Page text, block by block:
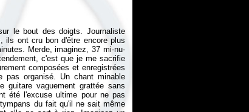
le bout des doigts. Journaliste
ils ont cru bon d'être encore plus
Merde, imaginez, 37 mi-nu-
c'est que je me sacrifie
composées et enregistrées
pas organisé. Un chant minable
guitare vaguement grattée sans
été l'excuse ultime pour ne pas
du fait qu'il ne sait même